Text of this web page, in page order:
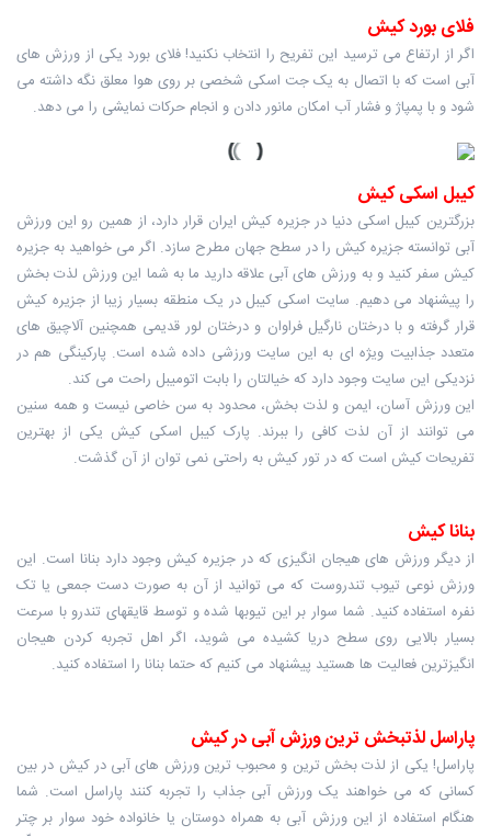
فلای بورد کیش
اگر از ارتفاع می ترسید این تفریح را انتخاب نکنید! فلای بورد یکی از ورزش های
آبی است که با اتصال به یک جت اسکی شخصی بر روی هوا معلق نگه داشته می
شود و با پمپاژ و فشار آب امکان مانور دادن و انجام حرکات نمایشی را می دهد.
کیبل اسکی کیش
بزرگترین کیبل اسکی دنیا در جزیره کیش ایران قرار دارد، از همین رو این ورزش
آبی توانسته جزیره کیش را در سطح جهان مطرح سازد. اگر می خواهید به جزیره
کیش سفر کنید و به ورزش های آبی علاقه دارید ما به شما این ورزش لذت بخش
را پیشنهاد می دهیم. سایت اسکی کیبل در یک منطقه بسیار زیبا از جزیره کیش
قرار گرفته و با درختان نارگیل فراوان و درختان لور قدیمی همچنین آلاچیق های
متعدد جذابیت ویژه ای به این سایت ورزشی داده شده است. پارکینگی هم در
نزدیکی این سایت وجود دارد که خیالتان را بابت اتومیبل راحت می کند.
این ورزش آسان، ایمن و لذت بخش، محدود به سن خاصی نیست و همه سنین
می توانند از آن لذت کافی را ببرند. پارک کیبل اسکی کیش یکی از بهترین
تفریحات کیش است که در تور کیش به راحتی نمی توان از آن گذشت.
بنانا کیش
از دیگر ورزش های هیجان انگیزی که در جزیره کیش وجود دارد بنانا است. این
ورزش نوعی تیوب تندروست که می توانید از آن به صورت دست جمعی یا تک
نفره استفاده کنید. شما سوار بر این تیوبها شده و توسط قایقهای تندرو با سرعت
بسیار بالایی روی سطح دریا کشیده می شوید، اگر اهل تجربه کردن هیجان
انگیزترین فعالیت ها هستید پیشنهاد می کنیم که حتما بنانا را استفاده کنید.
پاراسل لذتبخش ترین ورزش آبی در کیش
پاراسل! یکی از لذت بخش ترین و محبوب ترین ورزش های آبی در کیش در بین
کسانی که می خواهند یک ورزش آبی جذاب را تجربه کنند پاراسل است. شما
هنگام استفاده از این ورزش آبی به همراه دوستان یا خانواده خود سوار بر چتر